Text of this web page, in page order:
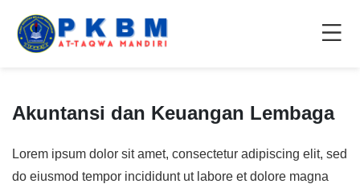
Akuntansi dan Keuangan Lembaga
Lorem ipsum dolor sit amet, consectetur adipiscing elit, sed
do eiusmod tempor incididunt ut labore et dolore magna